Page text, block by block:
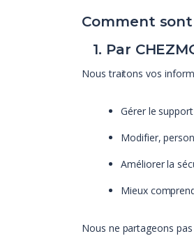
Comment
1. Par
Nous traitons vos
Gérer le
Modifier,
Améliorer la
Mieux
Nous ne partageons